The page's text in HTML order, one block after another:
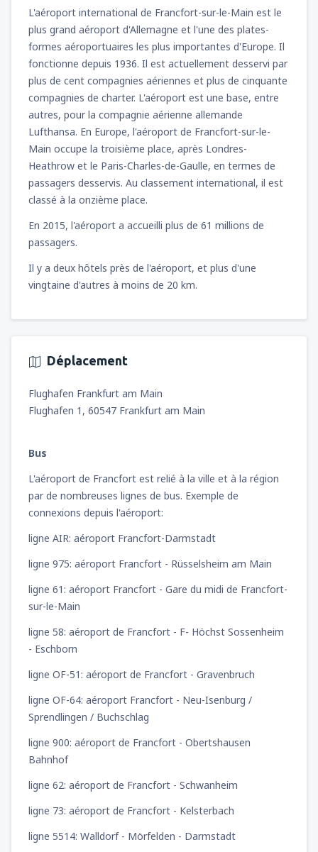
deTanger , Ibn Battouta (TNG)
DE 52EUR
L'aéroport international de Francfort-sur-le-Main est le
plus grand aéroport d'Allemagne et l'une des plates-
formes aéroportuaires les plus importantes d'Europe. Il
fonctionne depuis 1936. Il est actuellement desservi par
plus de cent compagnies aériennes et plus de cinquante
compagnies de charter. L'aéroport est une base, entre
autres, pour la compagnie aérienne allemande
Lufthansa. En Europe, l'aéroport de Francfort-sur-le-
Main occupe la troisième place, après Londres-
Heathrow et le Paris-Charles-de-Gaulle, en termes de
passagers desservis. Au classement international, il est
classé à la onzième place.
En 2015, l'aéroport a accueilli plus de 61 millions de
passagers.
Il y a deux hôtels près de l'aéroport, et plus d'une
vingtaine d'autres à moins de 20 km.
Déplacement
Flughafen Frankfurt am Main
Flughafen 1, 60547 Frankfurt am Main
Bus
L'aéroport de Francfort est relié à la ville et à la région
par de nombreuses lignes de bus. Exemple de
connexions depuis l'aéroport:
ligne AIR: aéroport Francfort-Darmstadt
ligne 975: aéroport Francfort - Rüsselsheim am Main
ligne 61: aéroport Francfort - Gare du midi de Francfort-
sur-le-Main
ligne 58: aéroport de Francfort - F- Höchst Sossenheim
- Eschborn
ligne OF-51: aéroport de Francfort - Gravenbruch
ligne OF-64: aéroport Francfort - Neu-Isenburg /
Sprendlingen / Buchschlag
ligne 900: aéroport de Francfort - Obertshausen
Bahnhof
ligne 62: aéroport de Francfort - Schwanheim
ligne 73: aéroport de Francfort - Kelsterbach
ligne 5514: Walldorf - Mörfelden - Darmstadt